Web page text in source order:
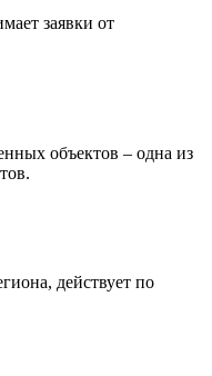
заявки от
объектов – одна из
действует по